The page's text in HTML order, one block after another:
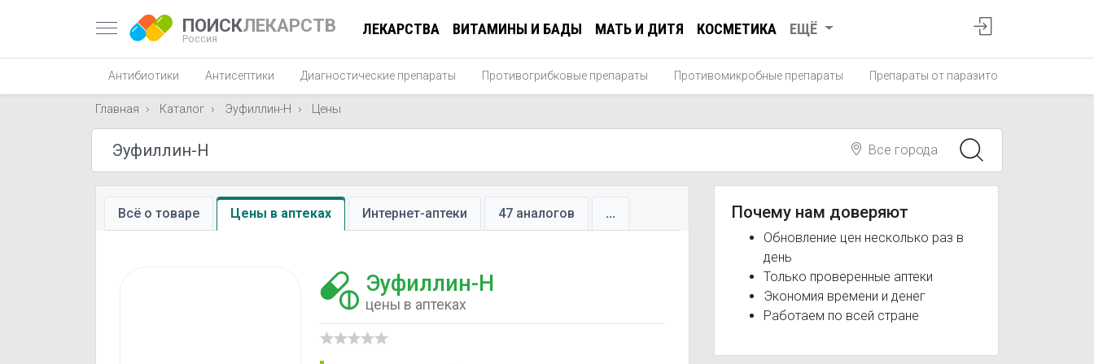
ПОИСКЛЕКАРСТВ
Россия
ЛЕКАРСТВА ВИТАМИНЫ И БАДЫ МАТЬ И ДИТЯ КОСМЕТИКА ЕЩЁ
Антибиотики Антисептики Диагностические препараты Противогрибковые препараты Противомикробные препараты Препараты от паразитов
Главная Каталог Эуфиллин-Н Цены
Все города
Всё о товаре Цены в аптеках Интернет-аптеки 47 аналогов ...
Эуфиллин-Н
цены в аптеках
Почему нам доверяют
Обновление цен несколько раз в
день
Только проверенные аптеки
Экономия времени и денег
Работаем по всей стране